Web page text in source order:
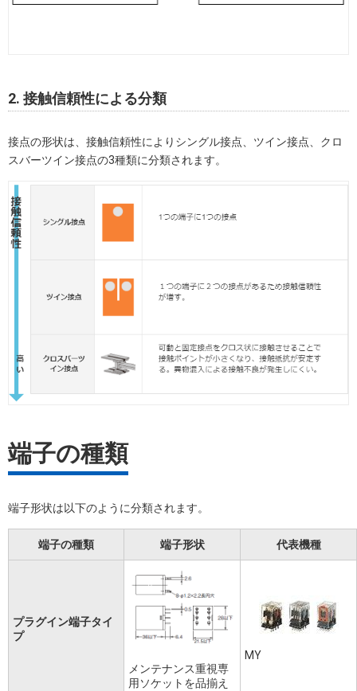
2. 接触信頼性による分類
接点の形状は、接触信頼性によりシングル接点、ツイン接点、クロ
スバーツイン接点の3種類に分類されます。
端子の種類
端子形状は以下のように分類されます。
端子の種類 端子形状 代表機種
プラグイン端子タイ
プ
メンテナンス重視専
用ソケットを品揃え
MY